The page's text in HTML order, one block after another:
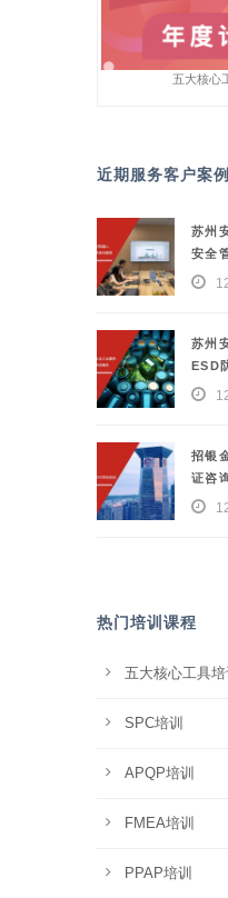
五大核心
近期服务客户案例
苏州
安全
苏州
ESD
招银
证咨
热门培训课程
五大核心工具培
SPC培训
APQP培训
FMEA培训
PPAP培训